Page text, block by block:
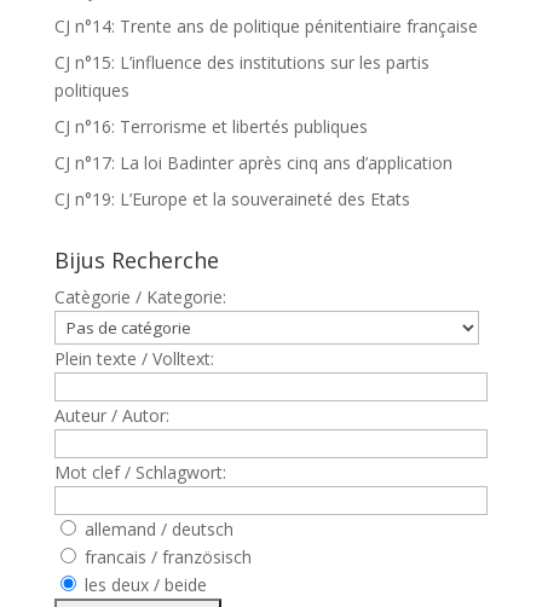
CJ n°14: Trente ans de politique pénitentiaire française
CJ n°15: L’influence des institutions sur les partis
politiques
CJ n°16: Terrorisme et libertés publiques
CJ n°17: La loi Badinter après cinq ans d’application
CJ n°19: L’Europe et la souveraineté des Etats
Bijus Recherche
Catègorie / Kategorie:
Plein texte / Volltext:
Auteur / Autor:
Mot clef / Schlagwort:
allemand / deutsch
francais / französisch
les deux / beide